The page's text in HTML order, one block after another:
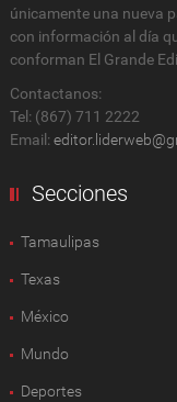
únicamente una nueva
con información al día
conforman El Grande
Contactanos:
Tel: (867) 711 2222
Email:
Secciones
Tamaulipas
Texas
México
Mundo
Deportes